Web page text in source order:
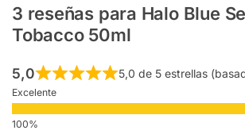
3 reseñas para Halo Blue
Tobacco 50ml
5,0 5,0 de 5 estrellas
Excelente